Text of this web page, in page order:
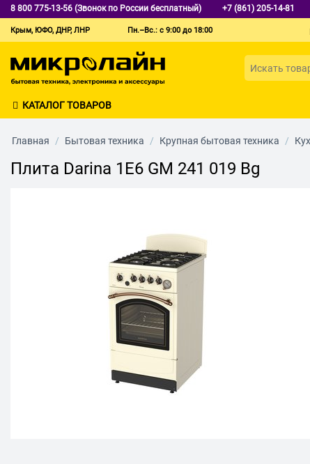
8 800 775-13-56 (Звонок по России бесплатный) +7 (861) 205-14-81
Крым, ЮФО, ДНР, ЛНР Пн.–Вс.: с 9:00 до 18:00
КАТАЛОГ ТОВАРОВ
Главная / Бытовая техника / Крупная бытовая техника /
Плита Darina 1E6 GM 241 019 Bg